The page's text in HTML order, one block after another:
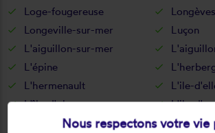
Loge-fougereuse
Longèves
Longeville-sur-mer
Luçon
L'aiguillon-sur-mer
L'épine
L'hermenault
L'ile-
L'île-d'olonne
L'ile-
L'orbrie
Nous respectons votre vie